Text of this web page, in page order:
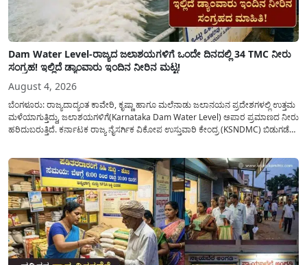
Dam Water Level-ರಾಜ್ಯದ ಜಲಾಶಯಗಳಿಗೆ ಒಂದೇ ದಿನದಲ್ಲಿ 34 TMC ನೀರು
ಸಂಗ್ರಹ! ಇಲ್ಲಿದೆ ಡ್ಯಾಂವಾರು ಇಂದಿನ ನೀರಿನ ಮಟ್ಟ!
August 4, 2026
ಬೆಂಗಳೂರು: ರಾಜ್ಯದಾದ್ಯಂತ ಕಾವೇರಿ, ಕೃಷ್ಣಾ ಹಾಗೂ ಮಲೆನಾಡು ಜಲಾನಯನ ಪ್ರದೇಶಗಳಲ್ಲಿ ಉತ್ತಮ
ಮಳೆಯಾಗುತ್ತಿದ್ದು, ಜಲಾಶಯಗಳಿಗೆ(Karnataka Dam Water Level) ಅಪಾರ ಪ್ರಮಾಣದ ನೀರು
ಹರಿದುಬರುತ್ತಿದೆ. ಕರ್ನಾಟಕ ರಾಜ್ಯ ನೈಸರ್ಗಿಕ ವಿಕೋಪ ಉಸ್ತುವಾರಿ ಕೇಂದ್ರ (KSNDMC) ಬಿಡುಗಡೆ